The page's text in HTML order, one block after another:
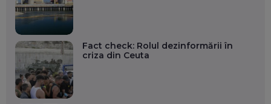
Fact check: Rolul dezinformării în
criza din Ceuta